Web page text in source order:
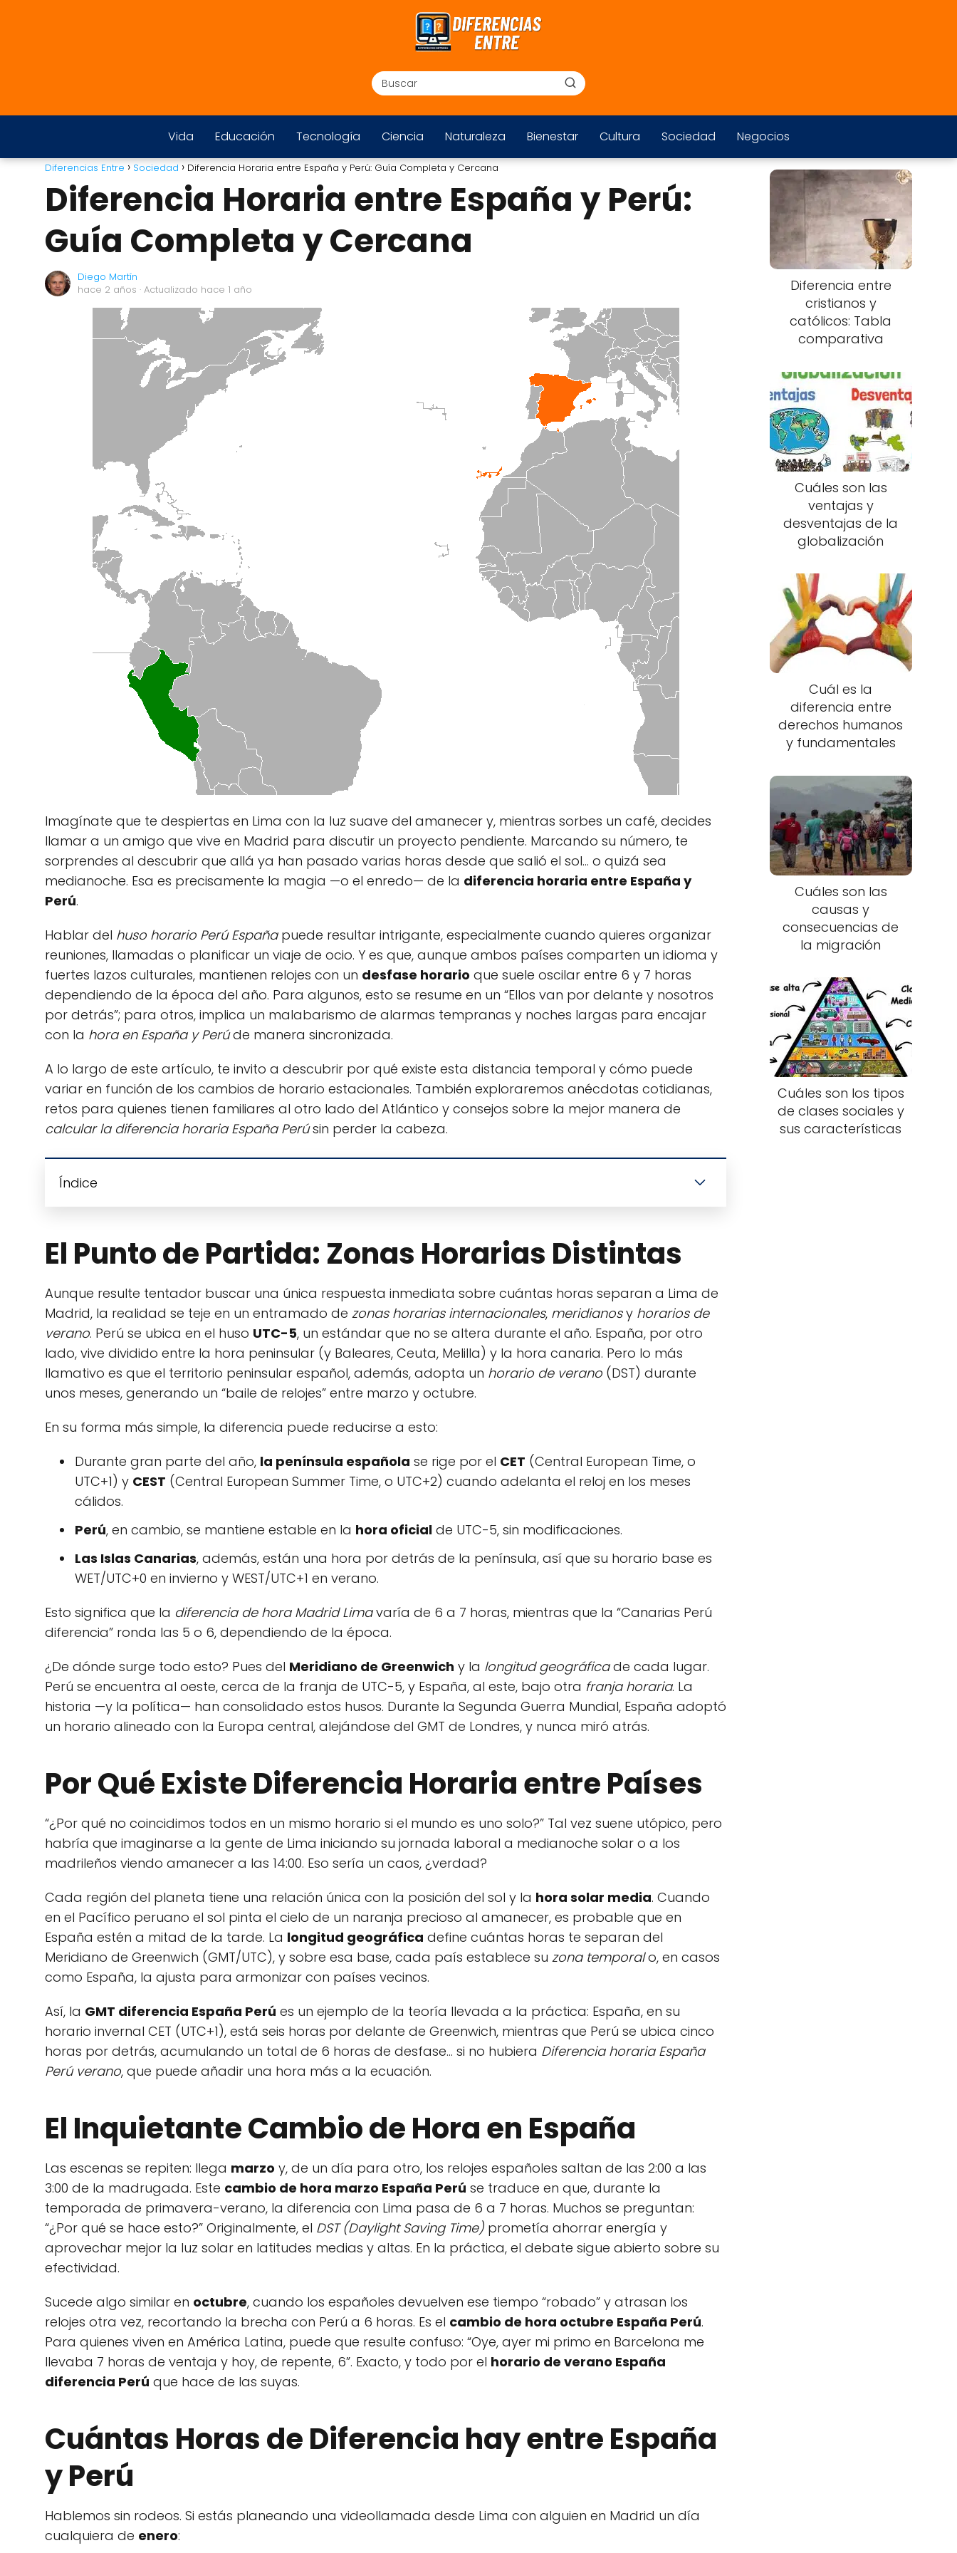
Vida Educación Tecnología Ciencia Naturaleza Bienestar Cultura Sociedad Negocios
Diferencias Entre Sociedad Diferencia Horaria entre España y Perú: Guía Completa y Cercana
Diferencia Horaria entre España y Perú:
Guía Completa y Cercana
Diego Martín
hace 2 años · Actualizado hace 1 año
Imagínate que te despiertas en Lima con la luz suave del amanecer y, mientras sorbes un café, decides
llamar a un amigo que vive en Madrid para discutir un proyecto pendiente. Marcando su número, te
sorprendes al descubrir que allá ya han pasado varias horas desde que salió el sol… o quizá sea
medianoche. Esa es precisamente la magia —o el enredo— de la diferencia horaria entre España y
Perú.
Hablar del huso horario Perú Españapuede resultar intrigante, especialmente cuando quieres organizar
reuniones, llamadas o planificar un viaje de ocio. Y es que, aunque ambos países comparten un idioma y
fuertes lazos culturales, mantienen relojes con un desfase horario que suele oscilar entre 6 y 7 horas
dependiendo de la época del año. Para algunos, esto se resume en un “Ellos van por delante y nosotros
por detrás”; para otros, implica un malabarismo de alarmas tempranas y noches largas para encajar
con la hora en España y Perúde manera sincronizada.
A lo largo de este artículo, te invito a descubrir por qué existe esta distancia temporal y cómo puede
variar en función de los cambios de horario estacionales. También exploraremos anécdotas cotidianas,
retos para quienes tienen familiares al otro lado del Atlántico y consejos sobre la mejor manera de
calcular la diferencia horaria España Perúsin perder la cabeza.
Índice
El Punto de Partida: Zonas Horarias Distintas
Aunque resulte tentador buscar una única respuesta inmediata sobre cuántas horas separan a Lima de
Madrid, la realidad se teje en un entramado de zonas horarias internacionales, meridianosy horarios de
verano. Perú se ubica en el huso UTC-5, un estándar que no se altera durante el año. España, por otro
lado, vive dividido entre la hora peninsular (y Baleares, Ceuta, Melilla) y la hora canaria. Pero lo más
llamativo es que el territorio peninsular español, además, adopta un horario de verano (DST) durante
unos meses, generando un “baile de relojes” entre marzo y octubre.
En su forma más simple, la diferencia puede reducirse a esto:
Durante gran parte del año, la península española se rige por el CET (Central European Time, o
UTC+1) y CEST (Central European Summer Time, o UTC+2) cuando adelanta el reloj en los meses
cálidos.
Perú, en cambio, se mantiene estable en la hora oficial de UTC-5, sin modificaciones.
Las Islas Canarias, además, están una hora por detrás de la península, así que su horario base es
WET/UTC+0 en invierno y WEST/UTC+1 en verano.
Esto significa que la diferencia de hora Madrid Limavaría de 6 a 7 horas, mientras que la “Canarias Perú
diferencia” ronda las 5 o 6, dependiendo de la época.
¿De dónde surge todo esto? Pues del Meridiano de Greenwich y la longitud geográficade cada lugar.
Perú se encuentra al oeste, cerca de la franja de UTC-5, y España, al este, bajo otra franja horaria. La
historia —y la política— han consolidado estos husos. Durante la Segunda Guerra Mundial, España adoptó
un horario alineado con la Europa central, alejándose del GMT de Londres, y nunca miró atrás.
Por Qué Existe Diferencia Horaria entre Países
“¿Por qué no coincidimos todos en un mismo horario si el mundo es uno solo?” Tal vez suene utópico, pero
habría que imaginarse a la gente de Lima iniciando su jornada laboral a medianoche solar o a los
madrileños viendo amanecer a las 14:00. Eso sería un caos, ¿verdad?
Cada región del planeta tiene una relación única con la posición del sol y la hora solar media. Cuando
en el Pacífico peruano el sol pinta el cielo de un naranja precioso al amanecer, es probable que en
España estén a mitad de la tarde. La longitud geográfica define cuántas horas te separan del
Meridiano de Greenwich (GMT/UTC), y sobre esa base, cada país establece su zona temporalo, en casos
como España, la ajusta para armonizar con países vecinos.
Así, la GMT diferencia España Perú es un ejemplo de la teoría llevada a la práctica: España, en su
horario invernal CET (UTC+1), está seis horas por delante de Greenwich, mientras que Perú se ubica cinco
horas por detrás, acumulando un total de 6 horas de desfase… si no hubiera Diferencia horaria España
Perú verano, que puede añadir una hora más a la ecuación.
El Inquietante Cambio de Hora en España
Las escenas se repiten: llega marzo y, de un día para otro, los relojes españoles saltan de las 2:00 a las
3:00 de la madrugada. Este cambio de hora marzo España Perú se traduce en que, durante la
temporada de primavera-verano, la diferencia con Lima pasa de 6 a 7 horas. Muchos se preguntan:
“¿Por qué se hace esto?” Originalmente, el DST (Daylight Saving Time) prometía ahorrar energía y
aprovechar mejor la luz solar en latitudes medias y altas. En la práctica, el debate sigue abierto sobre su
efectividad.
Sucede algo similar en octubre, cuando los españoles devuelven ese tiempo “robado” y atrasan los
relojes otra vez, recortando la brecha con Perú a 6 horas. Es el cambio de hora octubre España Perú.
Para quienes viven en América Latina, puede que resulte confuso: “Oye, ayer mi primo en Barcelona me
llevaba 7 horas de ventaja y hoy, de repente, 6”. Exacto, y todo por el horario de verano España
diferencia Perú que hace de las suyas.
Cuántas Horas de Diferencia hay entre España
y Perú
Hablemos sin rodeos. Si estás planeando una videollamada desde Lima con alguien en Madrid un día
cualquiera de enero:
Diferencia entre
cristianos y
católicos: Tabla
comparativa
Cuáles son las
ventajas y
desventajas de la
globalización
Cuál es la
diferencia entre
derechos humanos
y fundamentales
Cuáles son las
causas y
consecuencias de
la migración
Cuáles son los tipos
de clases sociales y
sus características